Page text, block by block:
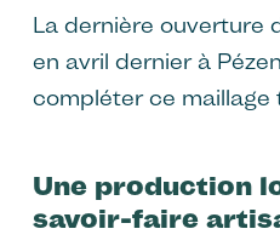
La dernière ouverture
en avril dernier à
compléter ce maillage
Une production
savoir-faire